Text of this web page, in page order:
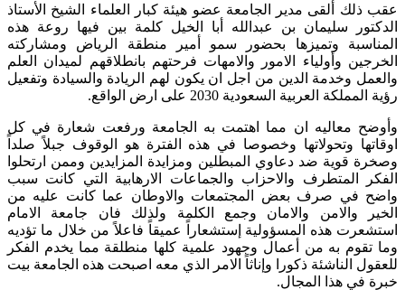
‎عقب ذلك ألقى مدير الجامعة عضو هيئة كبار العلماء الشيخ الأستاذ
الدكتور سليمان بن عبدالله أبا الخيل كلمة بين فيها روعة هذه
المناسبة وتميزها بحضور سمو أمير منطقة الرياض ومشاركته
الخرجين وأولياء الامور والامهات فرحتهم بانطلاقهم لميدان العلم
والعمل وخدمة الدين من اجل ان يكون لهم الريادة والسيادة وتفعيل
رؤية المملكة العربية السعودية 2030 على ارض الواقع.
‎وأوضح معاليه ان مما اهتمت به الجامعة ورفعت شعارة في كل
اوقاتها وتحولاتها وخصوصا في هذه الفترة هو الوقوف جبلاً صلداً
وصخرة قوية ضد دعاوي المبطلين ومزايدة المزايدين وممن ارتحلوا
الفكر المتطرف والاحزاب والجماعات الارهابية التي كانت سبب
واضح في صرف بعض المجتمعات والاوطان عما كانت عليه من
الخير والامن والامان وجمع الكلمة ولذلك فان جامعة الامام
استشعرت هذه المسؤولية إستشعاراً عميقاً فاعلاً من خلال ما تؤديه
وما تقوم به من أعمال وجهود علمية كلها منطلقة مما يخدم الفكر
للعقول الناشئة ذكورا وإناثاً الامر الذي معه اصبحت هذه الجامعة بيت
خبرة في هذا المجال.